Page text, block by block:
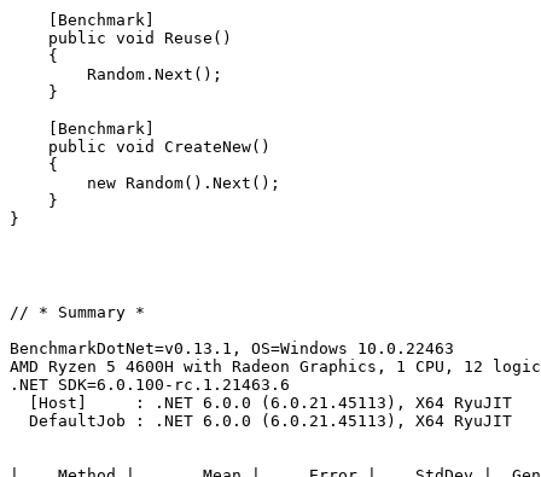
    [Benchmark]
    public void Reuse()
    {
        Random.Next();
    }
    [Benchmark]
    public void CreateNew()
    {
        new Random().Next();
    }
}
// * Summary *
BenchmarkDotNet=v0.13.1, OS=Windows 10.0.22463
AMD Ryzen 5 4600H with Radeon Graphics, 1 CPU, 12
.NET SDK=6.0.100-rc.1.21463.6
  [Host]     : .NET 6.0.0 (6.0.21.45113), X64 RyuJIT
  DefaultJob : .NET 6.0.0 (6.0.21.45113), X64 RyuJIT